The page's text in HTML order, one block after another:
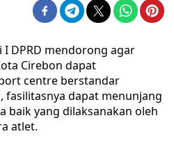
I DPRD mendorong agar
Cirebon dapat
centre berstandar
fasilitasnya dapat menunjang
baik yang dilaksanakan oleh
atlet.